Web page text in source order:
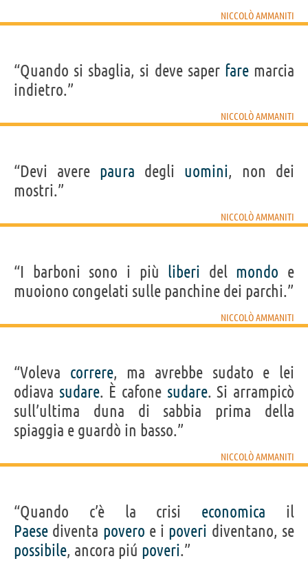
NICCOLÒ AMMANITI
“Quando si sbaglia, si deve saper faremarcia
indietro.”
NICCOLÒ AMMANITI
“Devi avere paura degli uomini, non dei
mostri.”
NICCOLÒ AMMANITI
“I barboni sono i più liberi del mondo e
muoiono congelati sulle panchine dei parchi.”
NICCOLÒ AMMANITI
“Voleva correre, ma avrebbe sudato e lei
odiava sudare. È cafone sudare. Si arrampicò
sull’ultima duna di sabbia prima della
spiaggia e guardò in basso.”
NICCOLÒ AMMANITI
“Quando c’è la crisi economica il
Paese diventa povero e i poveri diventano, se
possibile, ancora piú poveri.”